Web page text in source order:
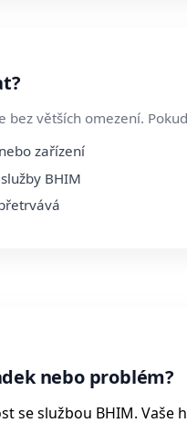
bez větších omezení.
zařízení
BHIM
nebo problém?
se službou BHIM.